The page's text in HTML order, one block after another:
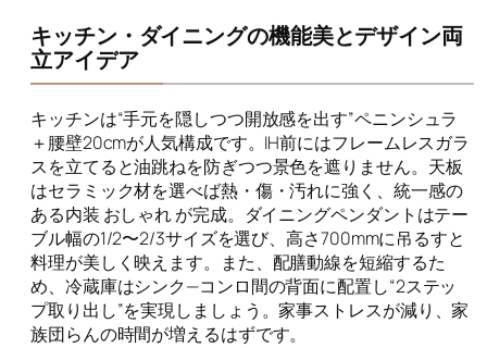
キッチン・ダイニングの機能美とデザイン両
立アイデア
キッチンは“手元を隠しつつ開放感を出す”ペニンシュラ
＋腰壁20cmが人気構成です。IH前にはフレームレスガラ
スを立てると油跳ねを防ぎつつ景色を遮りません。天板
はセラミック材を選べば熱・傷・汚れに強く、統一感の
ある内装 おしゃれ が完成。ダイニングペンダントはテー
ブル幅の1/2〜2/3サイズを選び、高さ700mmに吊るすと
料理が美しく映えます。また、配膳動線を短縮するた
め、冷蔵庫はシンク—コンロ間の背面に配置し“2ステッ
プ取り出し”を実現しましょう。家事ストレスが減り、家
族団らんの時間が増えるはずです。